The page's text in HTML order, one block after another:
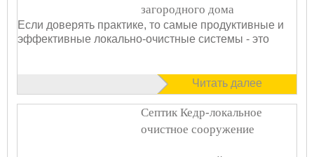
загородного дома
Если доверять практике, то самые продуктивные и
эффективные локально-очистные системы - это
Читать далее
Септик Кедр-локальное
очистное сооружение